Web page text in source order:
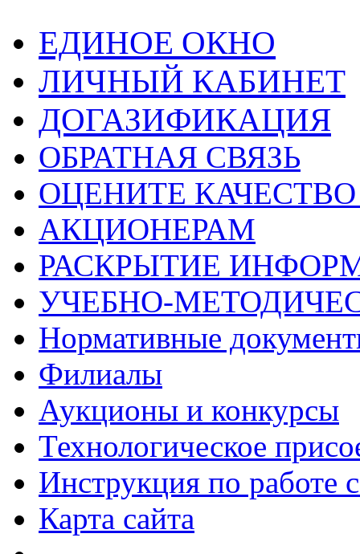
ЕДИНОЕ ОКНО
ЛИЧНЫЙ КАБИНЕТ
ДОГАЗИФИКАЦИЯ
ОБРАТНАЯ СВЯЗЬ
ОЦЕНИТЕ
АКЦИОНЕРАМ
РАСКРЫТИЕ
УЧЕБНО-
Нормативные
Филиалы
Аукционы и конкурсы
Технологическое
Инструкция по работе
Карта сайта